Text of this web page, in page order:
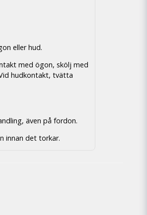
eller hud.
med ögon, skölj med
hudkontakt, tvätta
även på fordon.
innan det torkar.